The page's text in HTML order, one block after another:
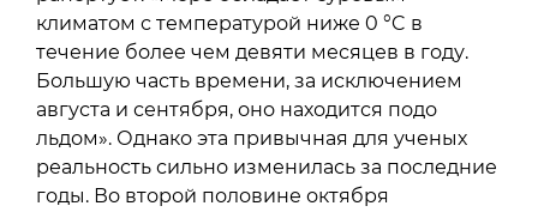
климатом с температурой ниже 0 °C в
течение более чем девяти месяцев в году.
Большую часть времени, за исключением
августа и сентября, оно находится подо
льдом». Однако эта привычная для ученых
реальность сильно изменилась за последние
годы. Во второй половине октября